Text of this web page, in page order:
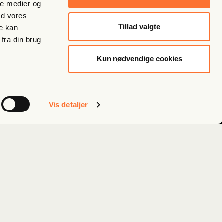
medier og
vores
kan
din brug
Vis detaljer
Tillad valgte
Kun nødvendige cookies